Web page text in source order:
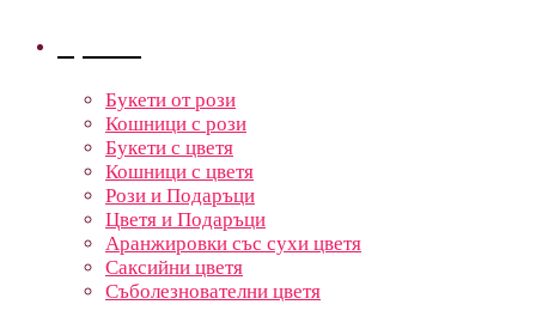
Букети от рози
Кошници с рози
Букети с цветя
Кошници с цветя
Рози и Подаръци
Цветя и Подаръци
Аранжировки със сухи цветя
Саксийни цветя
Съболезнователни цветя